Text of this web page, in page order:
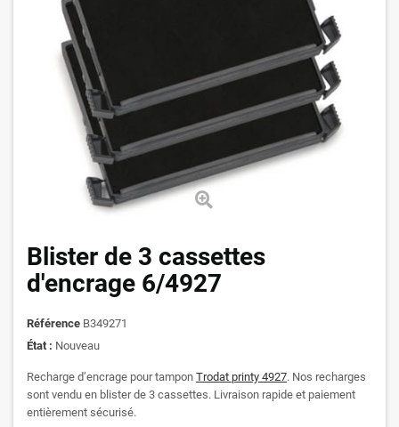
Blister de 3 cassettes
d'encrage 6/4927
Référence B349271
État : Nouveau
Recharge d’encrage pour tampon Trodat printy 4927. Nos recharges
sont vendu en blister de 3 cassettes. Livraison rapide et paiement
entièrement sécurisé.